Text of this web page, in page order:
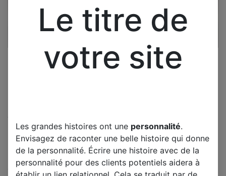
Pour tv SONY KDL-37V5500
CARTE
ALIMENTATIONPSC10270F M
Le titre de
votre site
Les grandes histoires ont une personnalité.
Envisagez de raconter une belle histoire qui donne
de la personnalité. Écrire une histoire avec de la
personnalité pour des clients potentiels aidera à